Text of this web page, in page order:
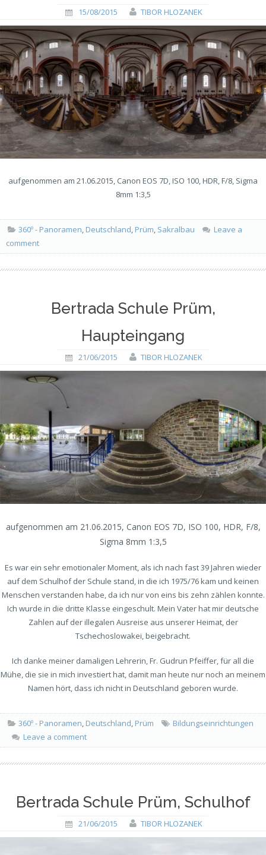
15/08/2015 TIBOR HLOZANEK
aufgenommen am 21.06.2015, Canon EOS 7D, ISO 100, HDR, F/8, Sigma
8mm 1:3,5
360º - Panoramen, Deutschland, Prüm, Sakralbau
Leave a
comment
Bertrada Schule Prüm,
Haupteingang
21/06/2015 TIBOR HLOZANEK
aufgenommen am 21.06.2015, Canon EOS 7D, ISO 100, HDR, F/8,
Sigma 8mm 1:3,5
Es war ein sehr emotionaler Moment, als ich nach fast 39 Jahren wieder
auf dem Schulhof der Schule stand, in die ich 1975/76 kam und keinen
Menschen verstanden habe, da ich nur von eins bis zehn zählen konnte.
Ich wurde in die dritte Klasse eingeschult. Mein Vater hat mir deutsche
Zahlen auf der illegalen Ausreise aus unserer Heimat, der
Tschechoslowakei, beigebracht.
Ich danke meiner damaligen Lehrerin, Fr. Gudrun Pfeiffer, für all die
Mühe, die sie in mich investiert hat, damit man heute nur noch an meinem
Namen hört, dass ich nicht in Deutschland geboren wurde.
360º - Panoramen, Deutschland, Prüm
Bildungseinrichtungen
Leave a comment
Bertrada Schule Prüm, Schulhof
21/06/2015 TIBOR HLOZANEK